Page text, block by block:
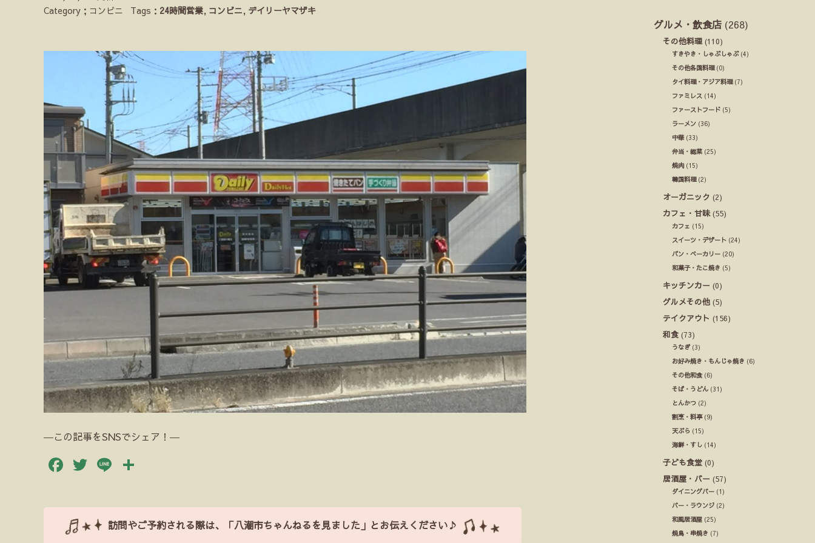
Category；コンビニ Tags： 24時間営業, コンビニ, デイリーヤマザキ
―この記事をSNSでシェア！―
Facebook
Twitter
Line
訪問やご予約される際は、「八潮市ちゃんねるを見ました」とお伝えください♪
グルメ・飲食店 (268)
その他料理 (110)
すきやき・しゃぶしゃぶ(4)
その他各国料理(0)
タイ料理・アジア料理(7)
ファミレス (14)
ファーストフード (5)
ラーメン (36)
中華(33)
弁当・総菜 (25)
焼肉 (15)
韓国料理(2)
オーガニック (2)
カフェ・甘味(55)
カフェ (15)
スイーツ・デザート (24)
パン・ベーカリー (20)
和菓子・たこ焼き (5)
キッチンカー (0)
グルメその他 (5)
テイクアウト (156)
和食 (73)
うなぎ(3)
お好み焼き・もんじゃ焼き (6)
その他和食(6)
そば・うどん (31)
とんかつ (2)
割烹・料亭(9)
天ぷら (15)
海鮮・すし (14)
子ども食堂 (0)
居酒屋・バー (57)
ダイニングバー (1)
バー・ラウンジ (2)
和風居酒屋 (25)
焼鳥・串焼き (7)